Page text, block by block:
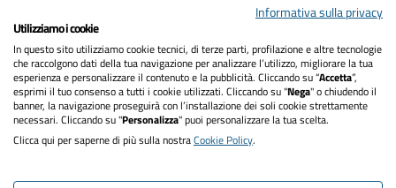
Informativa privacy
Dichiarazione di accessibilità
Note legali
Informativa sulla privacy
Utilizziamo i cookie
In questo sito utilizziamo cookie tecnici, di terze parti, profilazione e altre tecnologie
che raccolgono dati della tua navigazione per analizzare l’utilizzo, migliorare la tua
esperienza e personalizzare il contenuto e la pubblicità. Cliccando su “Accetta”,
esprimi il tuo consenso a tutti i cookie utilizzati. Cliccando su "Nega" o chiudendo il
banner, la navigazione proseguirà con l’installazione dei soli cookie strettamente
necessari. Cliccando su "Personalizza" puoi personalizzare la tua scelta.
Clicca qui per saperne di più sulla nostraCookie Policy.